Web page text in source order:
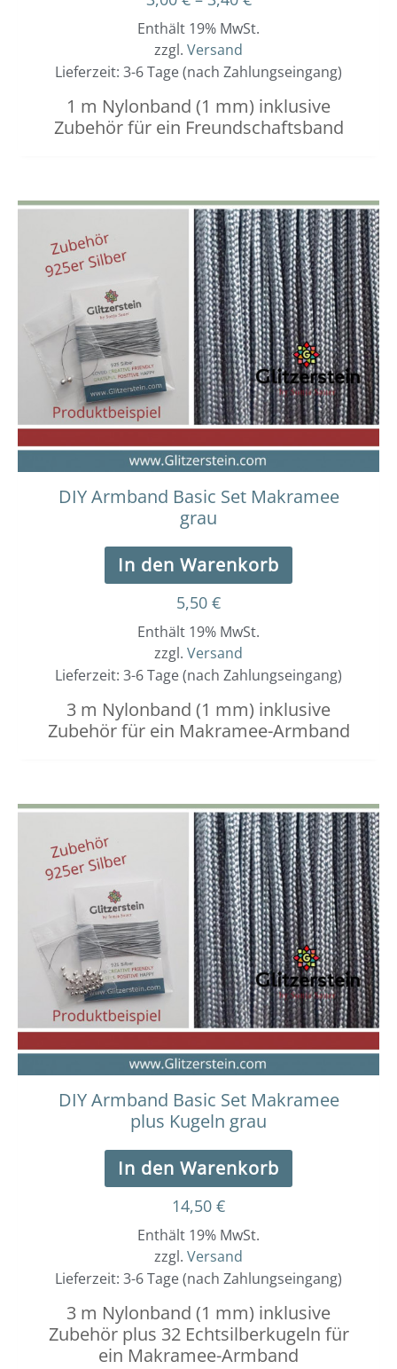
Enthält 19% MwSt.
zzgl. Versand
Lieferzeit: 3-6 Tage (nach Zahlungseingang)
1 m Nylonband (1 mm) inklusive
Zubehör für ein Freundschaftsband
DIY Armband Basic Set Makramee
grau
In den Warenkorb
5,50 €
Enthält 19% MwSt.
zzgl. Versand
Lieferzeit: 3-6 Tage (nach Zahlungseingang)
3 m Nylonband (1 mm) inklusive
Zubehör für ein Makramee-Armband
DIY Armband Basic Set Makramee
plus Kugeln grau
In den Warenkorb
14,50 €
Enthält 19% MwSt.
zzgl. Versand
Lieferzeit: 3-6 Tage (nach Zahlungseingang)
3 m Nylonband (1 mm) inklusive
Zubehör plus 32 Echtsilberkugeln für
ein Makramee-Armband